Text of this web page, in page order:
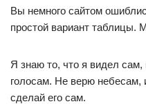
Вы немного сайтом
простой вариант таблицы.
Я знаю то, что я видел
голосам. Не верю небесам,
сделай его сам.